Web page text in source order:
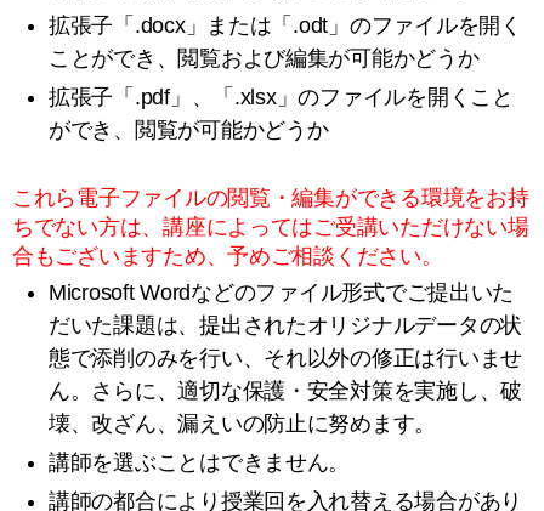
拡張子「.docx」または「.odt」のファイルを開く
ことができ、閲覧および編集が可能かどうか
拡張子「.pdf」、「.xlsx」のファイルを開くこと
ができ、閲覧が可能かどうか
これら電子ファイルの閲覧・編集ができる環境をお持
ちでない方は、講座によってはご受講いただけない場
合もございますため、予めご相談ください。
Microsoft Wordなどのファイル形式でご提出いた
だいた課題は、提出されたオリジナルデータの状
態で添削のみを行い、それ以外の修正は行いませ
ん。さらに、適切な保護・安全対策を実施し、破
壊、改ざん、漏えいの防止に努めます。
講師を選ぶことはできません。
講師の都合により授業回を入れ替える場合があり